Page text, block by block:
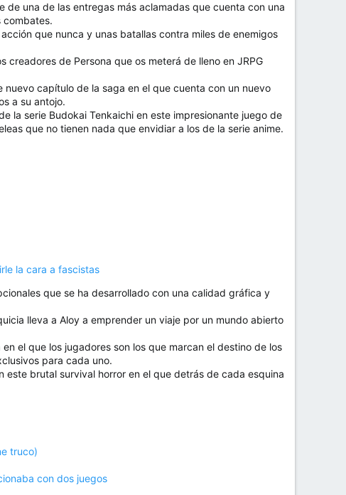
una de las entregas más aclamadas que cuenta con una
combates.
que nunca y unas batallas contra miles de enemigos
creadores de Persona que os meterá de lleno en JRPG
capítulo de la saga en el que cuenta con un nuevo
a su antojo.
la serie Budokai Tenkaichi en este impresionante juego de
que no tienen nada que envidiar a los de la serie anime.
la cara a fascistas
que se ha desarrollado con una calidad gráfica y
lleva a Aloy a emprender un viaje por un mundo abierto
el que los jugadores son los que marcan el destino de los
para cada uno.
brutal survival horror en el que detrás de cada esquina
truco)
con dos juegos